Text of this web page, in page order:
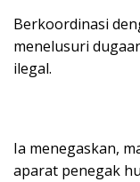
Berkoordinasi
menelusuri
ilegal.
Ia menegaskan,
aparat penegak